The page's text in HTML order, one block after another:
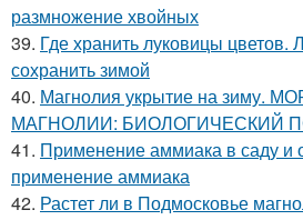
размножение хвойных
39. Где хранить луковицы цветов.
сохранить зимой
40. Магнолия укрытие на зиму.
МАГНОЛИИ: БИОЛОГИЧЕСКИЙ
41. Применение аммиака в саду и
применение аммиака
42. Растет ли в Подмосковье